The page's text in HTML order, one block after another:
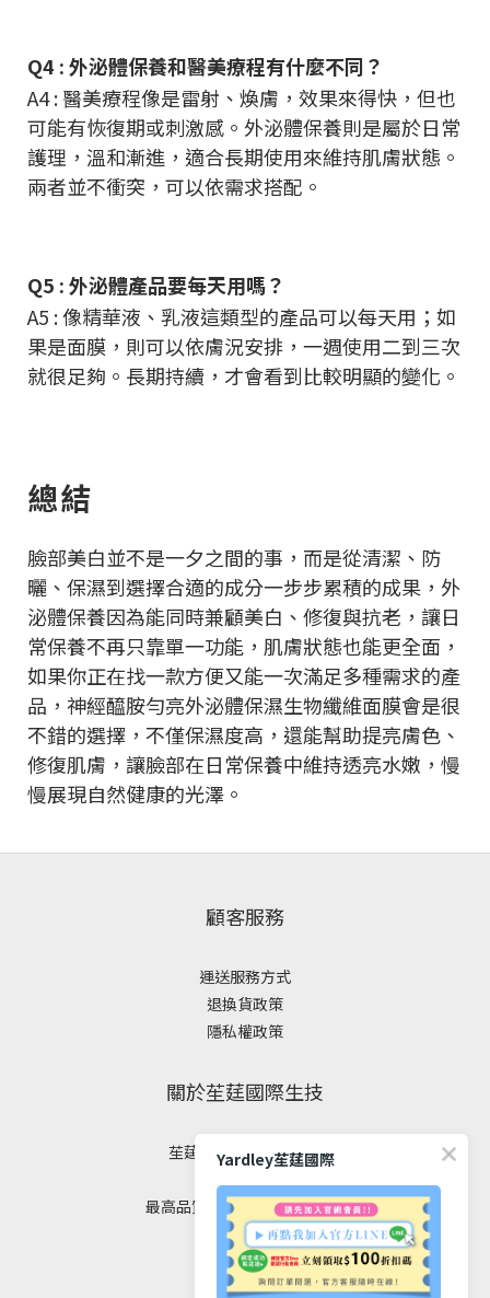
Q4 :外泌體保養和醫美療程有什麼不同？
A4 : 醫美療程像是雷射、煥膚，效果來得快，但也
可能有恢復期或刺激感。外泌體保養則是屬於日常
護理，溫和漸進，適合長期使用來維持肌膚狀態。
兩者並不衝突，可以依需求搭配。
Q5 : 外泌體產品要每天用嗎？
A5 : 像精華液、乳液這類型的產品可以每天用；如
果是面膜，則可以依膚況安排，一週使用二到三次
就很足夠。長期持續，才會看到比較明顯的變化。
總結
臉部美白並不是一夕之間的事，而是從清潔、防
曬、保濕到選擇合適的成分一步步累積的成果，外
泌體保養因為能同時兼顧美白、修復與抗老，讓日
常保養不再只靠單一功能，肌膚狀態也能更全面，
如果你正在找一款方便又能一次滿足多種需求的產
品，神經醯胺勻亮外泌體保濕生物纖維面膜會是很
不錯的選擇，不僅保濕度高，還能幫助提亮膚色、
修復肌膚，讓臉部在日常保養中維持透亮水嫩，慢
慢展現自然健康的光澤。
顧客服務
運送服務方式
退換貨政策
隱私權政策
關於苼莛國際生技
苼莛國際生技有限公司
最高品質｜安全｜健康｜美麗
Yardley苼莛國際